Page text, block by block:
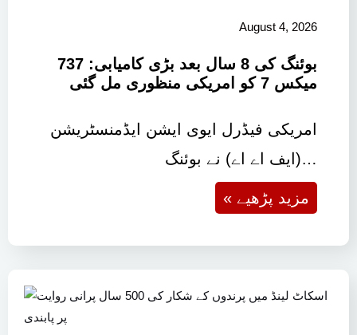
August 4, 2026
بوئنگ کی 8 سال بعد بڑی کامیابی: 737
میکس 7 کو امریکی منظوری مل گئی
امریکی فیڈرل ایوی ایشن ایڈمنسٹریشن
(ایف اے اے) نے بوئنگ…
« مزید پڑھیے